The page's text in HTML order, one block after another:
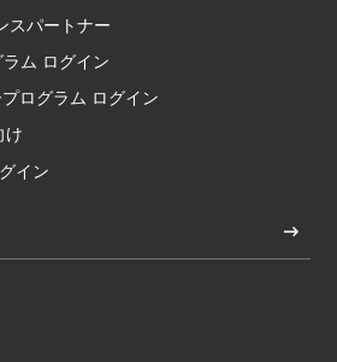
スパートナー
ム ログイン
ログラム ログイン
け
イン